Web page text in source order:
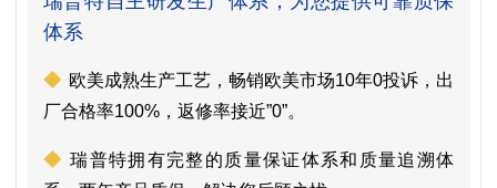
体系
◆ 欧美成熟生产工艺，畅销欧美市场10年0投诉，出
厂合格率100%，返修率接近”0”。
◆ 瑞普特拥有完整的质量保证体系和质量追溯体